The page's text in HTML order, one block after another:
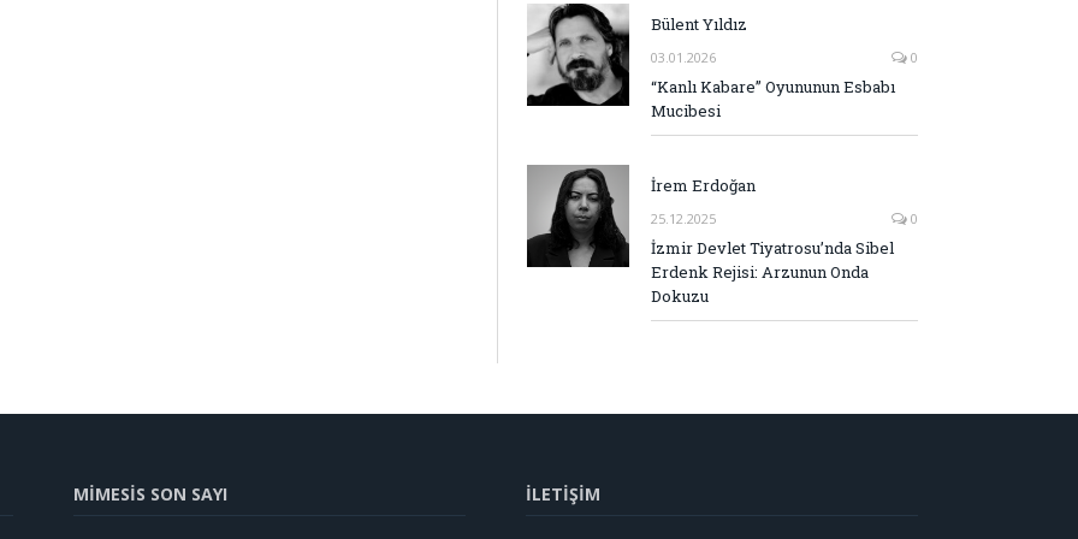
Bülent Yıldız
03.01.2026 0
“Kanlı Kabare” Oyununun Esbabı
Mucibesi
İrem Erdoğan
25.12.2025 0
İzmir Devlet Tiyatrosu’nda Sibel
Erdenk Rejisi: Arzunun Onda
Dokuzu
MİMESİS SON SAYI İLETİŞİM